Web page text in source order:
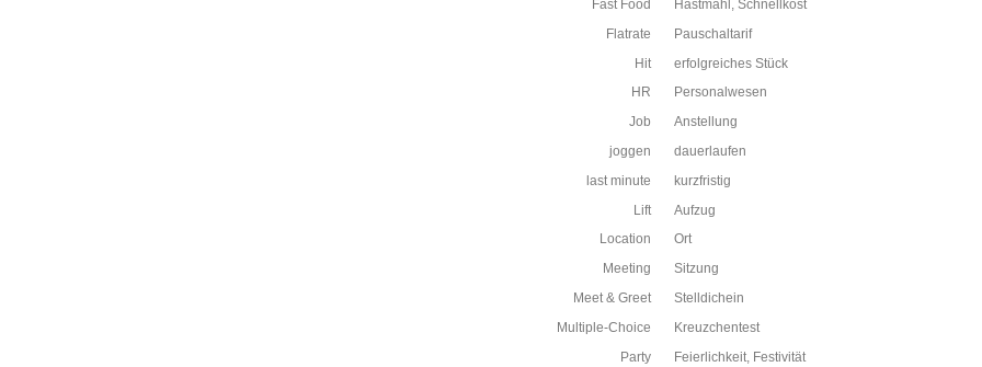
Fast Food
Flatrate
Hit
HR
Job
joggen
last minute
Lift
Location
Meeting
Meet & Greet
Multiple-Choice
Party
Hastmahl, Schnellkost
Pauschaltarif
erfolgreiches Stück
Personalwesen
Anstellung
dauerlaufen
kurzfristig
Aufzug
Ort
Sitzung
Stelldichein
Kreuzchentest
Feierlichkeit, Festivität